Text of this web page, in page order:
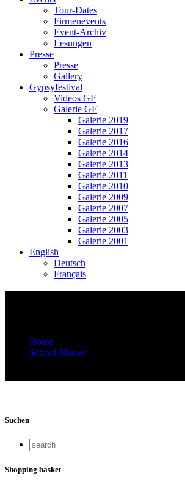
Tour-Dates
Firmenevents
Event-Archiv
Lesungen
Presse
Presse
Gallery
Gypsyfestival
Videos GF
Galerie GF
Galerie 2019
Galerie 2017
Galerie 2016
Galerie 2014
Galerie 2013
Galerie 2011
Galerie 2010
Galerie 2009
Galerie 2007
Galerie 2005
Galerie 2003
Galerie 2001
English
Deutsch
Français
Home
School-Shows
Suchen
Shopping basket